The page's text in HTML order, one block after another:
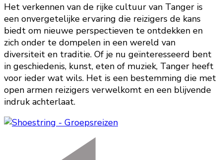
Het verkennen van de rijke cultuur van Tanger is
een onvergetelijke ervaring die reizigers de kans
biedt om nieuwe perspectieven te ontdekken en
zich onder te dompelen in een wereld van
diversiteit en traditie. Of je nu geïnteresseerd bent
in geschiedenis, kunst, eten of muziek, Tanger heeft
voor ieder wat wils. Het is een bestemming die met
open armen reizigers verwelkomt en een blijvende
indruk achterlaat.